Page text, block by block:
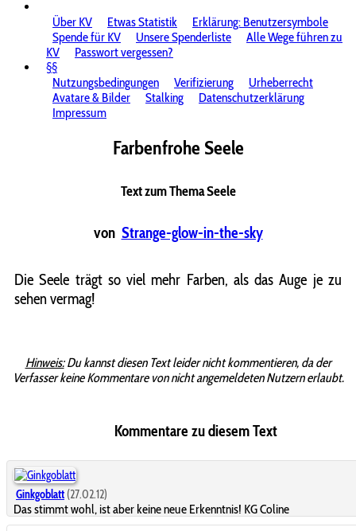
Über KV
Etwas Statistik
Erklärung: Benutzersymbole
Spende für KV
Unsere Spenderliste
Alle Wege führen zu
KV
Passwort vergessen?
§§
Nutzungsbedingungen
Verifizierung
Urheberrecht
Avatare & Bilder
Stalking
Datenschutzerklärung
Impressum
Farbenfrohe Seele
Text zum Thema Seele
von Strange-glow-in-the-sky
Die Seele trägt so viel mehr Farben, als das Auge je zu
sehen vermag!
Hinweis:Du kannst diesen Text leider nicht kommentieren, da der
Verfasser keine Kommentare von nicht angemeldeten Nutzern erlaubt.
Kommentare zu diesem Text
Ginkgoblatt (27.02.12)
Das stimmt wohl, ist aber keine neue Erkenntnis! KG Coline